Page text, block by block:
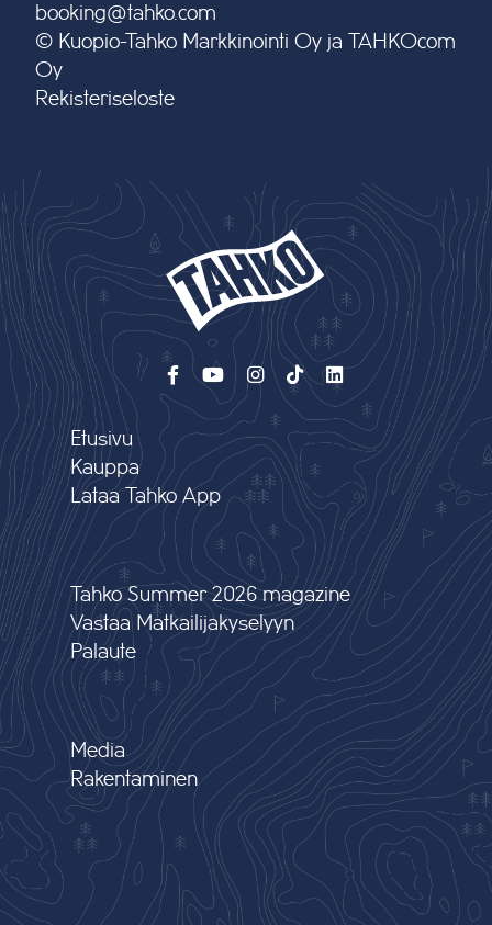
booking@tahko.com
© Kuopio-Tahko Markkinointi Oy ja TAHKOcom
Oy
Rekisteriseloste
Etusivu
Kauppa
Lataa Tahko App
Tahko Summer 2026 magazine
Vastaa Matkailijakyselyyn
Palaute
Media
Rakentaminen